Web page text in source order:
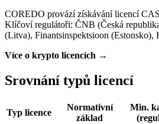
COREDO provází získávání licencí
Klíčoví regulátoři: ČNB (Česká
(Litva), Finantsinspektsioon (Estonsko),
Více o krypto licencích →
Srovnání typů licencí
Typ licence
Normativní
základ
Min.